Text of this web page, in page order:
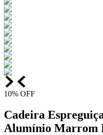
10% OFF
Cadeira
Alumínio Marrom